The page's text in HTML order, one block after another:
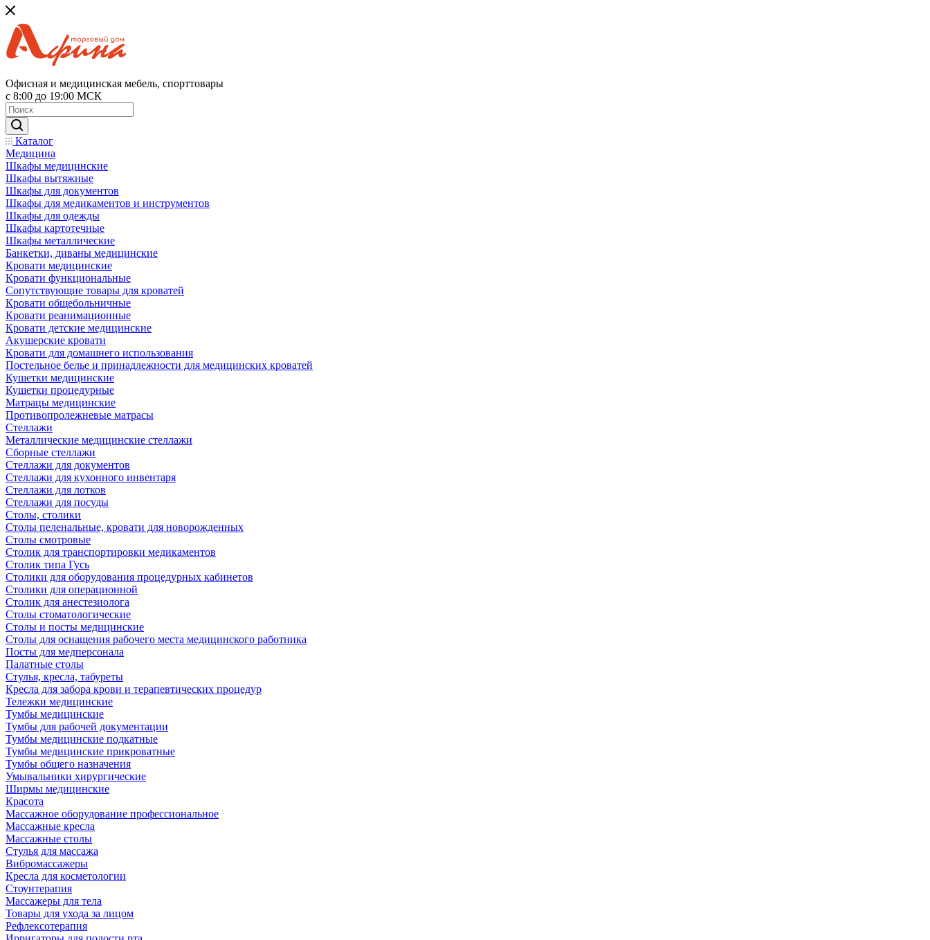
Офисная и медицинская мебель, спорттовары
с 8:00 до 19:00 МСК
Каталог
Медицина
Шкафы медицинские
Шкафы вытяжные
Шкафы для документов
Шкафы для медикаментов и инструментов
Шкафы для одежды
Шкафы картотечные
Шкафы металлические
Банкетки, диваны медицинские
Кровати медицинские
Кровати функциональные
Сопутствующие товары для кроватей
Кровати общебольничные
Кровати реанимационные
Кровати детские медицинские
Акушерские кровати
Кровати для домашнего использования
Постельное белье и принадлежности для медицинских кроватей
Кушетки медицинские
Кушетки процедурные
Матрацы медицинские
Противопролежневые матрасы
Стеллажи
Металлические медицинские стеллажи
Сборные стеллажи
Стеллажи для документов
Стеллажи для кухонного инвентаря
Стеллажи для лотков
Стеллажи для посуды
Столы, столики
Столы пеленальные, кровати для новорожденных
Столы смотровые
Столик для транспортировки медикаментов
Столик типа Гусь
Столики для оборудования процедурных кабинетов
Столики для операционной
Столик для анестезиолога
Столы стоматологические
Столы и посты медицинские
Столы для оснащения рабочего места медицинского работника
Посты для медперсонала
Палатные столы
Стулья, кресла, табуреты
Кресла для забора крови и терапевтических процедур
Тележки медицинские
Тумбы медицинские
Тумбы для рабочей документации
Тумбы медицинские подкатные
Тумбы медицинские прикроватные
Тумбы общего назначения
Умывальники хирургические
Ширмы медицинские
Красота
Массажное оборудование профессиональное
Массажные кресла
Массажные столы
Стулья для массажа
Вибромассажеры
Кресла для косметологии
Стоунтерапия
Массажеры для тела
Товары для ухода за лицом
Рефлексотерапия